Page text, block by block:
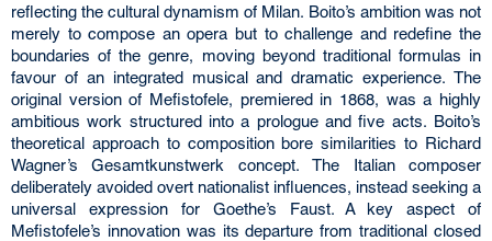
reflecting the cultural dynamism of Milan. Boito’s ambition was not
merely to compose an opera but to challenge and redefine the
boundaries of the genre, moving beyond traditional formulas in
favour of an integrated musical and dramatic experience. The
original version of Mefistofele, premiered in 1868, was a highly
ambitious work structured into a prologue and five acts. Boito’s
theoretical approach to composition bore similarities to Richard
Wagner’s Gesamtkunstwerk concept. The Italian composer
deliberately avoided overt nationalist influences, instead seeking a
universal expression for Goethe’s Faust. A key aspect of
Mefistofele’s innovation was its departure from traditional closed